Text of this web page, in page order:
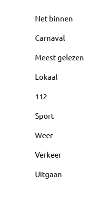
Net binnen
Carnaval
Meest gelezen
Lokaal
112
Sport
Weer
Verkeer
Uitgaan